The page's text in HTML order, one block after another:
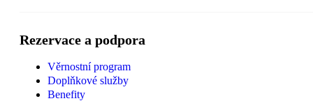
Rezervace a podpora
Věrnostní program
Doplňkové služby
Benefity